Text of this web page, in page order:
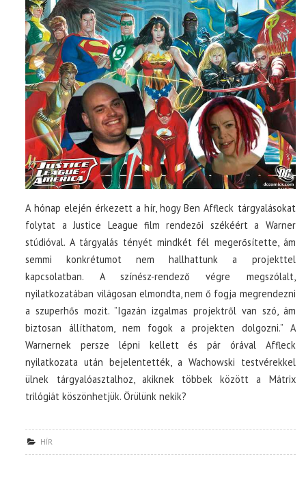
A hónap elején érkezett a hír, hogy Ben Affleck tárgyalásokat
folytat a Justice League film rendezői székéért a Warner
stúdióval. A tárgyalás tényét mindkét fél megerősítette, ám
semmi konkrétumot nem hallhattunk a projekttel
kapcsolatban. A színész-rendező végre megszólalt,
nyilatkozatában világosan elmondta, nem ő fogja megrendezni
a szuperhős mozit. ”Igazán izgalmas projektről van szó, ám
biztosan állíthatom, nem fogok a projekten dolgozni.” A
Warnernek persze lépni kellett és pár órával Affleck
nyilatkozata után bejelentették, a Wachowski testvérekkel
ülnek tárgyalóasztalhoz, akiknek többek között a Mátrix
trilógiát köszönhetjük. Örülünk nekik?
HÍR